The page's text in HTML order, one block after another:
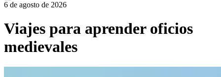
6 de agosto de 2026
Viajes para aprender oficios
medievales